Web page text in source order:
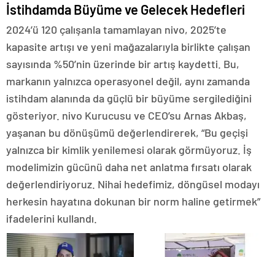
İstihdamda Büyüme ve Gelecek Hedefleri
2024’ü 120 çalışanla tamamlayan nivo, 2025’te
kapasite artışı ve yeni mağazalarıyla birlikte çalışan
sayısında %50’nin üzerinde bir artış kaydetti. Bu,
markanın yalnızca operasyonel değil, aynı zamanda
istihdam alanında da güçlü bir büyüme sergilediğini
gösteriyor. nivo Kurucusu ve CEO’su Arnas Akbaş,
yaşanan bu dönüşümü değerlendirerek, “Bu geçişi
yalnızca bir kimlik yenilemesi olarak görmüyoruz. İş
modelimizin gücünü daha net anlatma fırsatı olarak
değerlendiriyoruz. Nihai hedefimiz, döngüsel modayı
herkesin hayatına dokunan bir norm haline getirmek”
ifadelerini kullandı.